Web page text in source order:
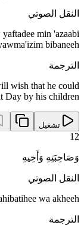
النقل الصوتي
min 'azaabi
bibaneeh
الترجمة
wish that he could
Day by his children
تشغيل
12
وَصَاحِبَتِهِ وَأَخِيهِ
النقل الصوتي
wa akheeh
الترجمة